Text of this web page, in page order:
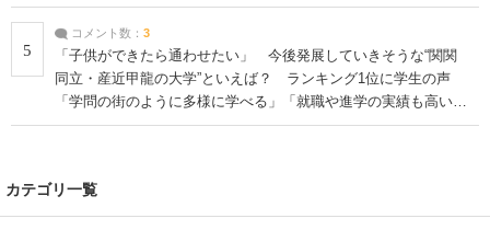
5
コメント数： 3
「子供ができたら通わせたい」 今後発展していきそうな“関関
同立・産近甲龍の大学”といえば？ ランキング1位に学生の声
「学問の街のように多様に学べる」「就職や進学の実績も高い」
| 大学 ねとらぼリサーチ
カテゴリ一覧